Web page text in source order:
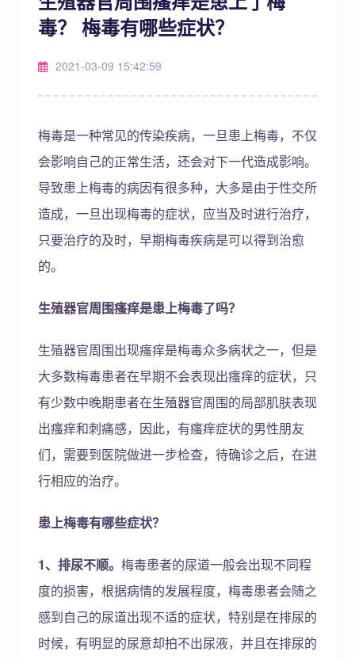
毒？ 梅毒有哪些症状？
2021-03-09 15:42:59
梅毒是一种常见的传染疾病，一旦患上梅毒，不仅
会影响自己的正常生活，还会对下一代造成影响。
导致患上梅毒的病因有很多种，大多是由于性交所
造成，一旦出现梅毒的症状，应当及时进行治疗，
只要治疗的及时，早期梅毒疾病是可以得到治愈
的。
生殖器官周围瘙痒是患上梅毒了吗？
生殖器官周围出现瘙痒是梅毒众多病状之一，但是
大多数梅毒患者在早期不会表现出瘙痒的症状，只
有少数中晚期患者在生殖器官周围的局部肌肤表现
出瘙痒和刺痛感，因此，有瘙痒症状的男性朋友
们，需要到医院做进一步检查，待确诊之后，在进
行相应的治疗。
患上梅毒有哪些症状？
1、排尿不顺。 梅毒患者的尿道一般会出现不同程
度的损害，根据病情的发展程度，梅毒患者会随之
感到自己的尿道出现不适的症状，特别是在排尿的
时候，有明显的尿意却拍不出尿液，并且在排尿的